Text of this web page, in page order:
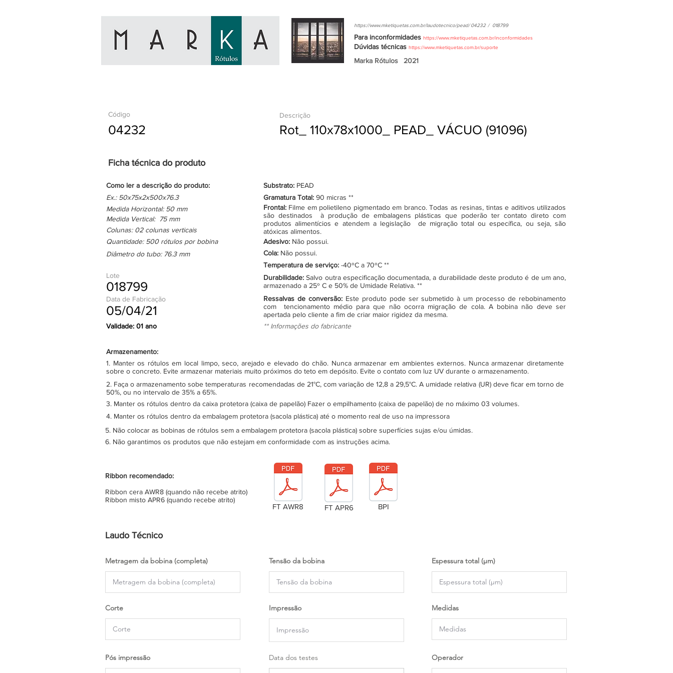
https://www.mketiquetas.com.br/laudotecnico/pead/ 04232 / 018799
Para inconformidades https://www.mketiquetas.com.br/inconformidades
Dúvidas técnicas https://www.mketiquetas.com.br/suporte
Marka Rótulos 2021
Código
04232
Descrição
Rot_ 110x78x1000_ PEAD_ VÁCUO (91096)
Ficha técnica do produto
Como ler a descrição do produto: Substrato: PEAD
Ex.: 50x75x2x500x76.3
Medida Horizontal: 50 mm
Medida Vertical: 75 mm
Colunas: 02 colunas verticais
Quantidade: 500 rótulos por bobina
Gramatura Total: 90 micras **
Frontal: Filme em polietileno pigmentado em branco. Todas as resinas, tintas e aditivos utilizados
são destinados à produção de embalagens plásticas que poderão ter contato direto com
produtos alimentícios e atendem a legislação de migração total ou específica, ou seja, são
atóxicas alimentos.
Adesivo: Não possui.
Diâmetro do tubo: 76.3 mm
Cola: Não possui.
Temperatura de serviço: -40ºC a 70ºC **
Lote
018799
Data de Fabricação
05/04/21
Durabilidade:Salvo outra especificação documentada, a durabilidade deste produto é de um ano,
armazenado a 25º C e 50% de Umidade Relativa. **
Ressalvas de conversão: Este produto pode ser submetido à um processo de rebobinamento
com tencionamento médio para que não ocorra migração de cola. A bobina não deve ser
apertada pelo cliente a fim de criar maior rigidez da mesma.
Validade: 01 ano
** Informações do fabricante
Armazenamento:
1. Manter os rótulos em local limpo, seco, arejado e elevado do chão. Nunca armazenar em ambientes externos. Nunca armazenar diretamente
sobre o concreto. Evite armazenar materiais muito próximos do teto em depósito. Evite o contato com luz UV durante o armazenamento.
2. Faça o armazenamento sobe temperaturas recomendadas de 21°C, com variação de 12,8 a 29,5°C. A umidade relativa (UR) deve ficar em torno de
50%, ou no intervalo de 35% a 65%.
3. Manter os rótulos dentro da caixa protetora (caixa de papelão) Fazer o empilhamento (caixa de papelão) de no máximo 03 volumes.
4. Manter os rótulos dentro da embalagem protetora (sacola plástica) até o momento real de uso na impressora
5. Não colocar as bobinas de rótulos sem a embalagem protetora (sacola plástica) sobre superfícies sujas e/ou úmidas.
6. Não garantimos os produtos que não estejam em conformidade com as instruções acima.
Ribbon recomendado:
Ribbon cera AWR8 (quando não recebe atrito)
Ribbon misto APR6 (quando recebe atrito)
FT AWR8 FT APR6 BPI
Laudo Técnico
Metragem da bobina (completa)
Corte
Pós impressão
Tensão da bobina
Impressão
Data dos testes
Espessura total (µm)
Medidas
Operador